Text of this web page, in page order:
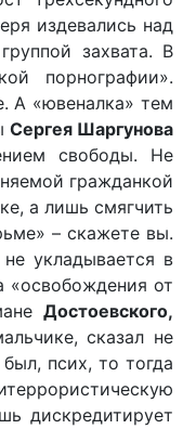
издевались над
захвата. В
порнографии».
А «ювеналка» тем
Сергея Шаргунова
свободы. Не
гражданкой
а лишь смягчить
– скажете вы.
укладывается в
«освобождения от
Достоевского,
сказал не
псих, то тогда
дискредитирует